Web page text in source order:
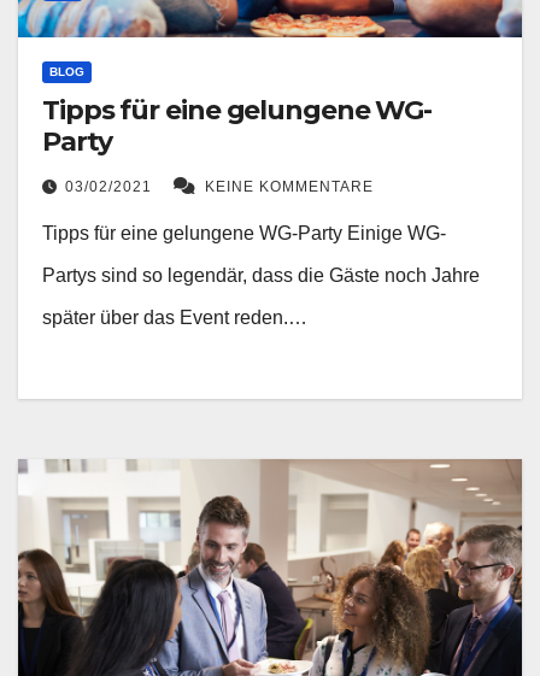
BLOG
Tipps für eine gelungene WG-
Party
03/02/2021 KEINE KOMMENTARE
Tipps für eine gelungene WG-Party Einige WG-
Partys sind so legendär, dass die Gäste noch Jahre
später über das Event reden.…